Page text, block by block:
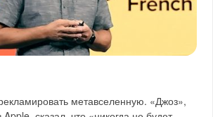
метавселенную. «Джоз»,